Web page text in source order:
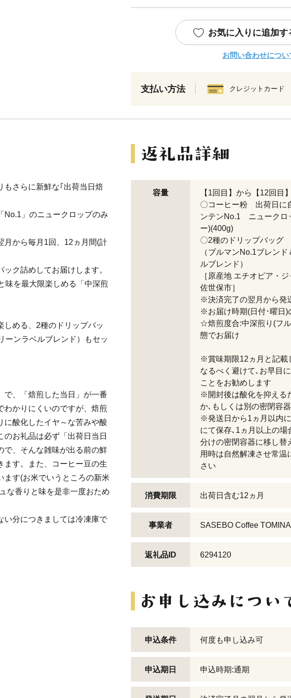
お気に入りに追加す
お問い合わせについ
支払い方法 クレジットカード
もさらに新鮮な｢出荷当日焙
No.1」のニュークロップのみ
月から毎月1回、12ヵ月間(計
ク詰めしてお届けします。
味を最大限楽しめる「中深煎
める、2種のドリップバッ
ーンラベルブレンド）もセッ
で、「焙煎した当日」が一番
わかりにくいのですが、焙煎
に酸化したイヤ～な苦みや酸
お礼品は必ず「出荷日当日
で、そんな雑味が出る前の鮮
ます。また、コーヒー豆の生
ます(お米でいうところの新米
な香りと味を是非一度おため
い分につきましては冷凍庫で
容量
【1回目】から【12回目】
〇コーヒー粉 出荷日に
ンテンNo.1 ニュークロ
ー)(400g)
〇2種のドリップバッグ
（ブルマンNo.1ブレン
ルブレンド）
［原産地 エチオピア・
佐世保市］
※決済完了の翌月から発
※お届け時期(日付･曜日)
☆焙煎度合:中深煎り(フ
態でお届け
※賞味期限12ヵ月と記載
なるべく避けて､お早目
ことをお勧めします
※開封後は酸化を抑える
か､もしくは別の密閉容
※発送日から1ヵ月以内
にて保存､1ヵ月以上の
分けの密閉容器に移し替
用時は自然解凍させ常温
さい
消費期限 出荷日含む12ヵ月
事業者 SASEBO Coffee
返礼品ID 6294120
申込条件 何度も申し込み可
申込期日 申込時期:通期